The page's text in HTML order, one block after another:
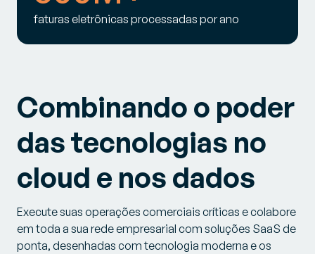
faturas eletrônicas processadas por ano
Combinando o poder
das tecnologias no
cloud e nos dados
Execute suas operações comerciais críticas e colabore
em toda a sua rede empresarial com soluções SaaS de
ponta, desenhadas com tecnologia moderna e os